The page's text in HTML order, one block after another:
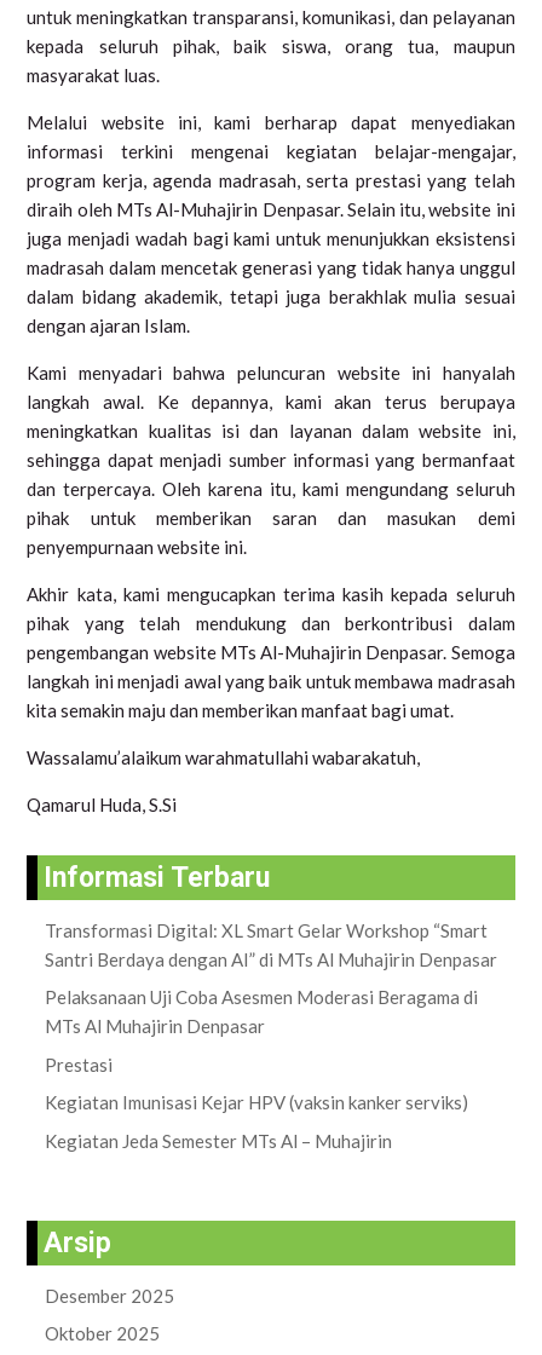
untuk meningkatkan transparansi, komunikasi, dan pelayanan
kepada seluruh pihak, baik siswa, orang tua, maupun
masyarakat luas.
Melalui website ini, kami berharap dapat menyediakan
informasi terkini mengenai kegiatan belajar-mengajar,
program kerja, agenda madrasah, serta prestasi yang telah
diraih oleh MTs Al-Muhajirin Denpasar. Selain itu, website ini
juga menjadi wadah bagi kami untuk menunjukkan eksistensi
madrasah dalam mencetak generasi yang tidak hanya unggul
dalam bidang akademik, tetapi juga berakhlak mulia sesuai
dengan ajaran Islam.
Kami menyadari bahwa peluncuran website ini hanyalah
langkah awal. Ke depannya, kami akan terus berupaya
meningkatkan kualitas isi dan layanan dalam website ini,
sehingga dapat menjadi sumber informasi yang bermanfaat
dan terpercaya. Oleh karena itu, kami mengundang seluruh
pihak untuk memberikan saran dan masukan demi
penyempurnaan website ini.
Akhir kata, kami mengucapkan terima kasih kepada seluruh
pihak yang telah mendukung dan berkontribusi dalam
pengembangan website MTs Al-Muhajirin Denpasar. Semoga
langkah ini menjadi awal yang baik untuk membawa madrasah
kita semakin maju dan memberikan manfaat bagi umat.
Wassalamu’alaikum warahmatullahi wabarakatuh,
Qamarul Huda, S.Si
Informasi Terbaru
Transformasi Digital: XL Smart Gelar Workshop “Smart
Santri Berdaya dengan AI” di MTs Al Muhajirin Denpasar
Pelaksanaan Uji Coba Asesmen Moderasi Beragama di
MTs Al Muhajirin Denpasar
Prestasi
Kegiatan Imunisasi Kejar HPV (vaksin kanker serviks)
Kegiatan Jeda Semester MTs Al – Muhajirin
Arsip
Desember 2025
Oktober 2025